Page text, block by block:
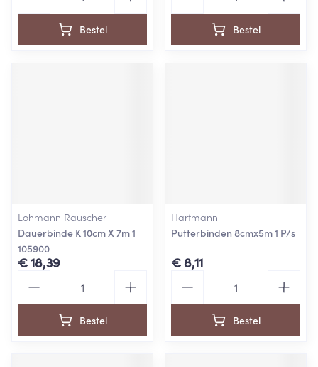
Bestel Bestel
Lohmann Rauscher
Dauerbinde K 10cm X 7m 1
105900
€ 18,39
Bestel
Hartmann
Putterbinden 8cmx5m 1 P/s
€ 8,11
Bestel